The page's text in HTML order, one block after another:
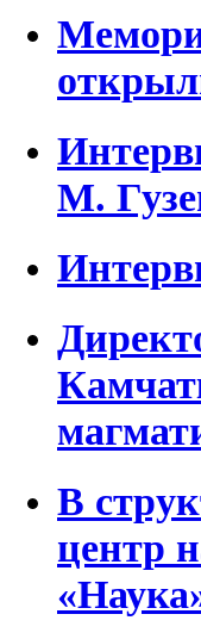
М.
В
центр